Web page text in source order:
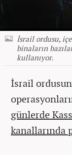
İsrail ordusu,
binaların
kullanıyor.
İsrail
günlerde
kanallarında